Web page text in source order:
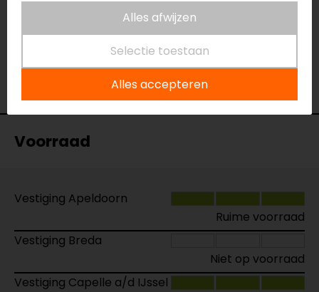
geen toelichting gegeven
Voorraad
Vestiging Apeldoorn
Ruime voorraad
Vestiging Breda
Niet op voorraad
Vestiging Capelle a/d IJssel
Alles afwijzen
Selectie toestaan
Alles accepteren